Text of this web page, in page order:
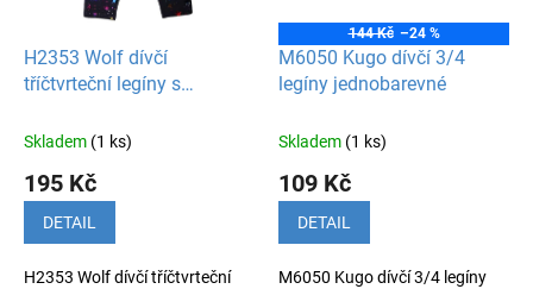
H2353 Wolf dívčí
tříčtvrteční legíny s
Skladem (1 ks)
195 Kč
DETAIL
H2353 Wolf dívčí tříčtvrteční
144 Kč –24 %
M6050 Kugo dívčí 3/4
legíny jednobarevné
Skladem (1 ks)
109 Kč
DETAIL
M6050 Kugo dívčí 3/4 legíny